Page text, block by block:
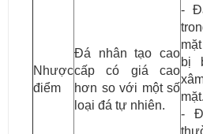
Nhược
điểm
Đá nhân tạo cao
cấp có giá cao
hơn so với một số
loại đá tự nhiên.
-
bị
mặt.
-